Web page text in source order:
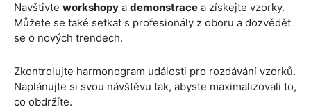
Navštivte workshopy a demonstrace a získejte vzorky.
Můžete se také setkat s profesionály z oboru a dozvědět
se o nových trendech.
Zkontrolujte harmonogram události pro rozdávání vzorků.
Naplánujte si svou návštěvu tak, abyste maximalizovali to,
co obdržíte.